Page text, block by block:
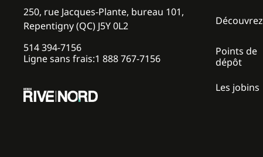
250, rue Jacques-Plante, bureau 101,
Repentigny (QC) J5Y 0L2
514 394-7156
Ligne sans frais:1 888 767-7156
Découvrez
Points de
dépôt
Les jobins